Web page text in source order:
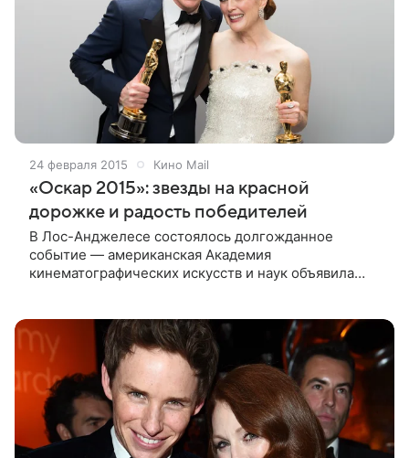
24 февраля 2015 Кино Mail
«Оскар 2015»: звезды на красной
дорожке и радость победителей
В Лос-Анджелесе состоялось долгожданное
событие — американская Академия
кинематографических искусств и наук объявила
1926